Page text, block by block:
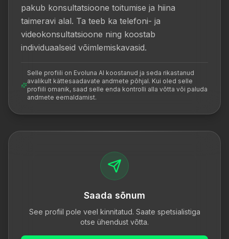
pakub konsultatsioone toitumise ja hiina
taimeravi alal. Ta teeb ka telefoni- ja
videokonsultatsioone ning koostab
individuaalseid võimlemiskavasid.
Selle profiili on Evoluna AI koostanud ja seda rikastanud
avalikult kättesaadavate andmete põhjal. Kui oled selle
profiili omanik, saad selle enda kontrolli alla võtta või paluda
andmete eemaldamist.
Saada sõnum
See profiil pole veel kinnitatud. Saate spetsialistiga
otse ühendust võtta.